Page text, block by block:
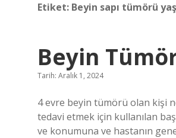
Etiket: Beyin sapı tümörü
Beyin
Tarih: Aralık 1, 2024
4 evre beyin tümörü olan kişi
tedavi etmek için kullanılan
ve konumuna ve hastanın